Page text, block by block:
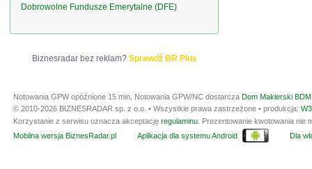
Dobrowolne Fundusze Emerytalne (DFE)
Biznesradar bez reklam? Sprawdź BR Plus
Notowania GPW opóźnione 15 min. Notowania GPW/NC dostarcza Dom Maklerski
© 2010-2026 BIZNESRADAR sp. z o.o. • Wszystkie prawa zastrzeżone • produkcja:
Korzystanie z serwisu oznacza akceptację regulaminu . Prezentowanie kwotowania
Mobilna wersja BiznesRadar.pl
Aplikacja dla systemu Android Dla